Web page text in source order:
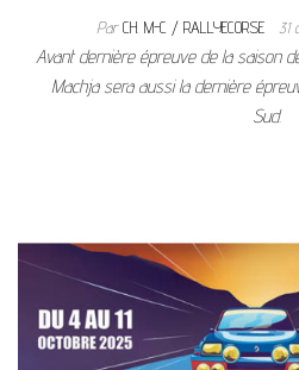
ParCH. M-C / RALLYECORSE 31
Avant dernière épreuve de la saison
Machja sera aussi la dernière
Sud.